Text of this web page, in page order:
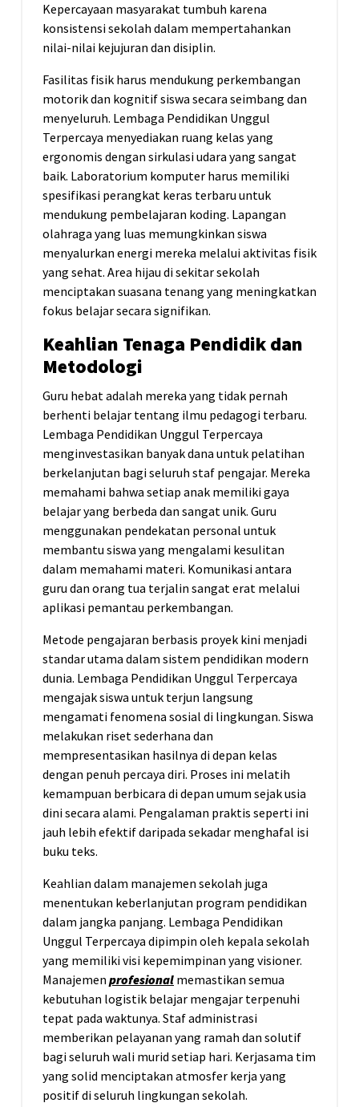
Kepercayaan masyarakat tumbuh karena
konsistensi sekolah dalam mempertahankan
nilai-nilai kejujuran dan disiplin.
Fasilitas fisik harus mendukung perkembangan
motorik dan kognitif siswa secara seimbang dan
menyeluruh. Lembaga Pendidikan Unggul
Terpercaya menyediakan ruang kelas yang
ergonomis dengan sirkulasi udara yang sangat
baik. Laboratorium komputer harus memiliki
spesifikasi perangkat keras terbaru untuk
mendukung pembelajaran koding. Lapangan
olahraga yang luas memungkinkan siswa
menyalurkan energi mereka melalui aktivitas fisik
yang sehat. Area hijau di sekitar sekolah
menciptakan suasana tenang yang meningkatkan
fokus belajar secara signifikan.
Keahlian Tenaga Pendidik dan
Metodologi
Guru hebat adalah mereka yang tidak pernah
berhenti belajar tentang ilmu pedagogi terbaru.
Lembaga Pendidikan Unggul Terpercaya
menginvestasikan banyak dana untuk pelatihan
berkelanjutan bagi seluruh staf pengajar. Mereka
memahami bahwa setiap anak memiliki gaya
belajar yang berbeda dan sangat unik. Guru
menggunakan pendekatan personal untuk
membantu siswa yang mengalami kesulitan
dalam memahami materi. Komunikasi antara
guru dan orang tua terjalin sangat erat melalui
aplikasi pemantau perkembangan.
Metode pengajaran berbasis proyek kini menjadi
standar utama dalam sistem pendidikan modern
dunia. Lembaga Pendidikan Unggul Terpercaya
mengajak siswa untuk terjun langsung
mengamati fenomena sosial di lingkungan. Siswa
melakukan riset sederhana dan
mempresentasikan hasilnya di depan kelas
dengan penuh percaya diri. Proses ini melatih
kemampuan berbicara di depan umum sejak usia
dini secara alami. Pengalaman praktis seperti ini
jauh lebih efektif daripada sekadar menghafal isi
buku teks.
Keahlian dalam manajemen sekolah juga
menentukan keberlanjutan program pendidikan
dalam jangka panjang. Lembaga Pendidikan
Unggul Terpercaya dipimpin oleh kepala sekolah
yang memiliki visi kepemimpinan yang visioner.
Manajemen profesional memastikan semua
kebutuhan logistik belajar mengajar terpenuhi
tepat pada waktunya. Staf administrasi
memberikan pelayanan yang ramah dan solutif
bagi seluruh wali murid setiap hari. Kerjasama tim
yang solid menciptakan atmosfer kerja yang
positif di seluruh lingkungan sekolah.